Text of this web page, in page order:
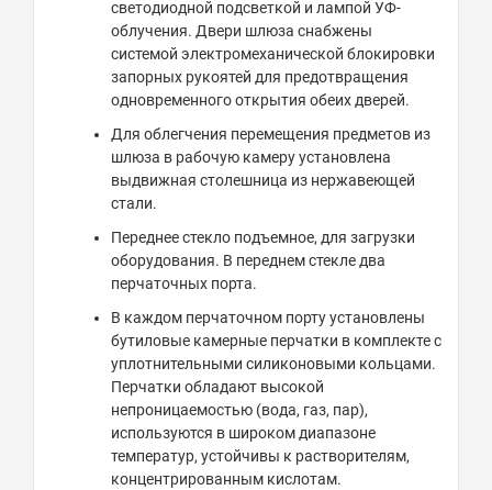
светодиодной подсветкой и лампой УФ-
облучения. Двери шлюза снабжены
системой электромеханической блокировки
запорных рукоятей для предотвращения
одновременного открытия обеих дверей.
Для облегчения перемещения предметов из
шлюза в рабочую камеру установлена
выдвижная столешница из нержавеющей
стали.
Переднее стекло подъемное, для загрузки
оборудования. В переднем стекле два
перчаточных порта.
В каждом перчаточном порту установлены
бутиловые камерные перчатки в комплекте с
уплотнительными силиконовыми кольцами.
Перчатки обладают высокой
непроницаемостью (вода, газ, пар),
используются в широком диапазоне
температур, устойчивы к растворителям,
концентрированным кислотам.